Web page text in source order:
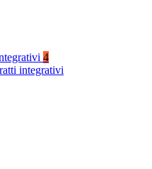
4
integrativi